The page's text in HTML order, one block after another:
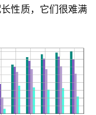
性质，它们很难满